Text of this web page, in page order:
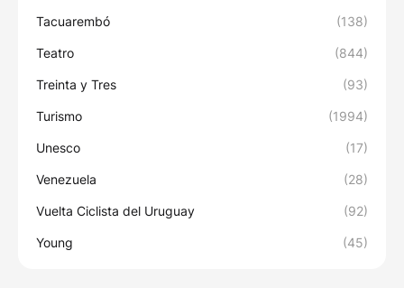
Tacuarembó (138)
Teatro (844)
Treinta y Tres (93)
Turismo (1994)
Unesco (17)
Venezuela (28)
Vuelta Ciclista del Uruguay (92)
Young (45)